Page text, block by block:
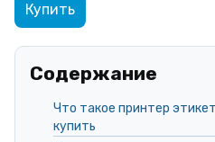
Купить
Содержание
Что такое принтер
купить